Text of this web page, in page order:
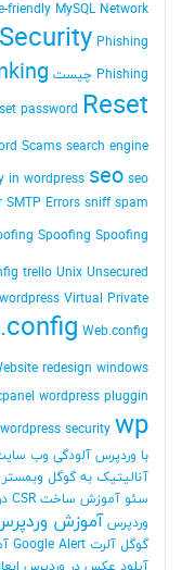
friendly MySQL Network
Phishing
Phishing چیست
password Reset
Scams search engine
in wordpress seo seo چیست
SMTP Errors sniff spam
Spoofing Spoofing چیست
trello Unix Unsecured
Virtual Private
Web.config
redesign windows
wordpress pluggin
wordpress security wp
با وردپرس آلودگی وب
آنالیتیک به گوگل وبمستر
سئو آموزش ساخت CSR در IIS
وردپرس آموزش
گوگل آلرت Google Alert